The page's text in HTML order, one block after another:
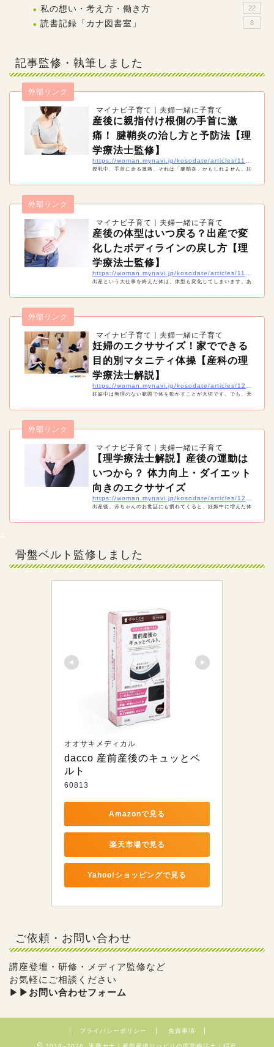
私の想い・考え方・働き方 22
読書記録「カナ図書室」 8
記事監修・執筆しました
マイナビ子育て｜夫婦一緒に子育て
外部リンク
産後に親指付け根側の手首に激
痛！ 腱鞘炎の治し方と予防法【理
学療法士監修】
https://woman.mynavi.jp/kosodate/articles/11420
授乳中、手首に走る激痛、それは「腱鞘炎」かもしれません。妊
マイナビ子育て｜夫婦一緒に子育て
外部リンク
産後の体型はいつ戻る？出産で変
化したボディラインの戻し方【理
学療法士監修】
https://woman.mynavi.jp/kosodate/articles/11428
出産という大仕事を終えた体は、体型も変化してしまいます。あ
マイナビ子育て｜夫婦一緒に子育て
外部リンク
妊婦のエクササイズ！家でできる
目的別マタニティ体操【産科の理
学療法士解説】
https://woman.mynavi.jp/kosodate/articles/12263
妊娠中は無理のない範囲で体を動かすことが大切です。でも、天
マイナビ子育て｜夫婦一緒に子育て
外部リンク
【理学療法士解説】産後の運動は
いつから？ 体力向上・ダイエット
向きのエクササイズ
https://woman.mynavi.jp/kosodate/articles/12984
出産後、赤ちゃんのお世話にも慣れてくると、妊娠中に増えた体
骨盤ベルト監修しました
オオサキメディカル
dacco 産前産後のキュッとベ
ルト
60813
Amazonで見る
楽天市場で見る
Yahoo!ショッピングで見る
ご依頼・お問い合わせ
講座登壇・研修・メディア監修など
お気軽にご相談ください
▶︎ ▶︎お問い合わせフォーム
プライバシーポリシー 免責事項